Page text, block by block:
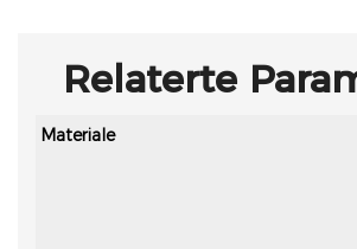
Relaterte
Materiale